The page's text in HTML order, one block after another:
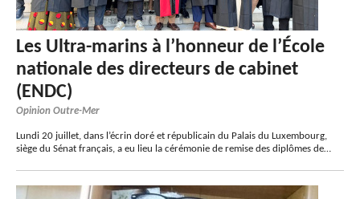
Les Ultra-marins à l’honneur de l’École
nationale des directeurs de cabinet
(ENDC)
Opinion Outre-Mer
Lundi 20 juillet, dans l’écrin doré et républicain du Palais du Luxembourg,
siège du Sénat français, a eu lieu la cérémonie de remise des diplômes de…